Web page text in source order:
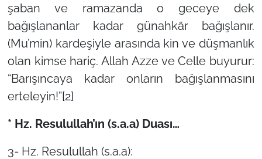
şaban ve ramazanda o geceye dek
bağışlananlar kadar günahkâr bağışlanır.
(Mu’min) kardeşiyle arasında kin ve düşmanlık
olan kimse hariç. Allah Azze ve Celle buyurur:
“Barışıncaya kadar onların bağışlanmasını
erteleyin!”[2]
* Hz. Resulullah’ın (s.a.a) Duası…
3- Hz. Resulullah (s.a.a):